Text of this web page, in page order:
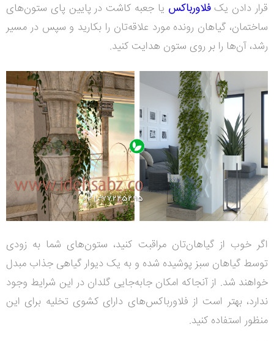
قرار دادن یکفلاورباکس یا جعبه کاشت در پایین پای ستون‌های
ساختمان، گیاهان رونده مورد علاقه‌تان را بکارید و سپس در مسیر
رشد، آن‌ها را بر روی ستون هدایت کنید.
اگر خوب از گیاهان‌تان مراقبت کنید، ستون‌های شما به زودی
توسط گیاهان سبز پوشیده شده و به یک دیوار گیاهی جذاب مبدل
خواهند شد. از آنجاکه امکان جابه‌جایی گلدان در این شرایط وجود
ندارد، بهتر است از فلاورباکس‌های دارای کشوی تخلیه برای این
منظور استفاده کنید.